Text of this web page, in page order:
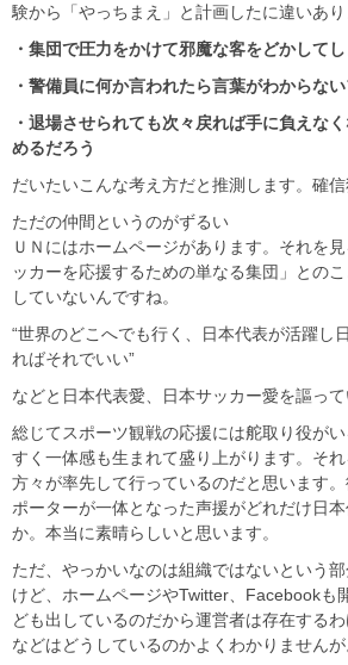
験から「やっちまえ」と計画したに違いあり
・集団で圧力をかけて邪魔な客をどかしてし
・警備員に何か言われたら言葉がわからな
・退場させられても次々戻れば手に負えな
めるだろう
だいたいこんな考え方だと推測します。確信
ただの仲間というのがずるい
ＵＮにはホームページがあります。それを
ッカーを応援するための単なる集団」との
していないんですね。
“世界のどこへでも行く、日本代表が活躍し
ればそれでいい”
などと日本代表愛、日本サッカー愛を謳って
総じてスポーツ観戦の応援には舵取り役が
すく一体感も生まれて盛り上がります。そ
方々が率先して行っているのだと思います
ポーターが一体となった声援がどれだけ日
か。本当に素晴らしいと思います。
ただ、やっかいなのは組織ではないという
けど、ホームページやTwitter、Facebookも
ども出しているのだから運営者は存在する
などはどうしているのかよくわかりませんが